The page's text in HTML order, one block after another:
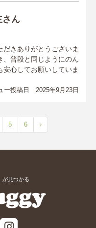
さん
きありがとうございま
、普段と同じようにのん
心してお願いしていま
ー投稿日 2025年9月23日
5 6 ›
が見つかる